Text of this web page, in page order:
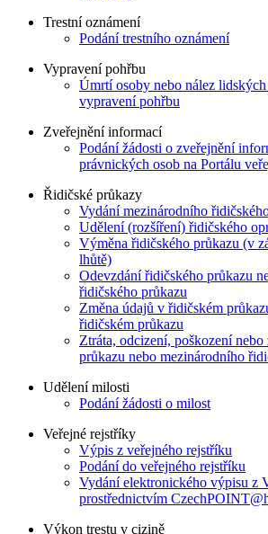
Trestní oznámení
Podání trestního oznámení
Vypravení pohřbu
Úmrtí osoby nebo nález lidských
vypravení pohřbu
Zveřejnění informací
Podání žádosti o zveřejnění
právnických osob na Portálu
Řidičské průkazy
Vydání mezinárodního
Udělení (rozšíření) řidičského
Výměna řidičského průkazu (v
lhůtě)
Odevzdání řidičského průkazu
řidičského průkazu
Změna údajů v řidičském
řidičském průkazu
Ztráta, odcizení, poškození
průkazu nebo mezinárodního
Udělení milosti
Podání žádosti o milost
Veřejné rejstříky
Výpis z veřejného rejstříku
Podání do veřejného rejstříku
Vydání elektronického výpisu z
prostřednictvím
Výkon trestu v cizině